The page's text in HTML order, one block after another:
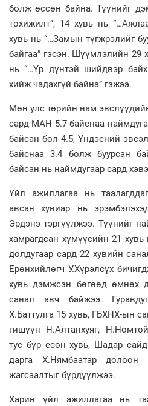
болж өссөн байна. Түүнийг
тохижилт”, 14 хувь нь
хувь нь “…Замын түгжрэлийг
байгаа” гэсэн. Шүүмлэлийн 29
нь “…Үр дүнтэй шийдвэр
хийж чадахгүй байна” гэжээ.
Мөн улс төрийн нам
сард МАН 5.7 байснаа
байсан бол 4.5, Үндэсний
байснаа 3.4 болж буурсан
байсан нь наймдугаар сард
Үйл ажиллагаа нь
авсан хувиар нь
Эрдэнэ тэргүүлжээ. Түүнийг
хамрагдсан хүмүүсийн 21
долдугаар сард 22 хувийн
Ерөнхийлөгч У.Хүрэлсүх
хувь дэмжсэн бөгөөд өмнөх
санал авч байжээ.
Х.Баттулга 15 хувь, ГБХНХ-ын
гишүүн Н.Алтанхуяг,
тус бүр есөн хувь, Шадар
дарга Х.Нямбаатар
жагсаалтыг бүрдүүлжээ.
Харин үйл ажиллагаа нь